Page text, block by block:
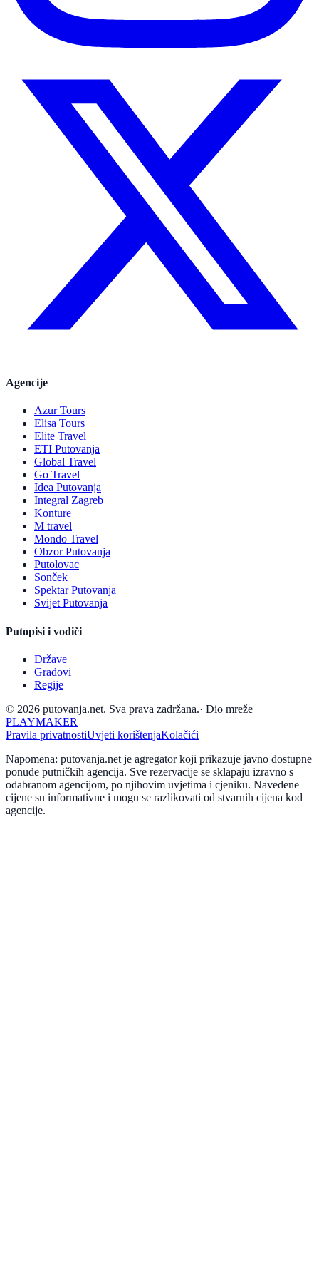
Agencije
Azur Tours
Elisa Tours
Elite Travel
ETI Putovanja
Global Travel
Go Travel
Idea Putovanja
Integral Zagreb
Konture
M travel
Mondo Travel
Obzor Putovanja
Putolovac
Sonček
Spektar Putovanja
Svijet Putovanja
Putopisi i vodiči
Države
Gradovi
Regije
© 2026 putovanja.net. Sva prava zadržana.· Dio mreže
PLAYMAKER
Pravila privatnostiUvjeti korištenjaKolačići
Napomena: putovanja.net je agregator koji prikazuje javno dostupne
ponude putničkih agencija. Sve rezervacije se sklapaju izravno s
odabranom agencijom, po njihovim uvjetima i cjeniku. Navedene
cijene su informativne i mogu se razlikovati od stvarnih cijena kod
agencije.